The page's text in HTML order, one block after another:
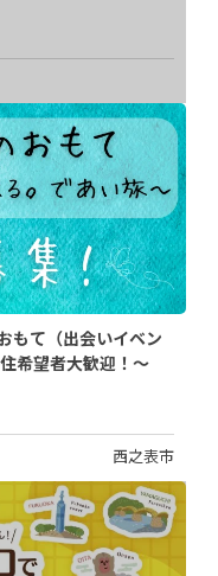
もて（出会いイベン
希望者大歓迎！～
西之表市